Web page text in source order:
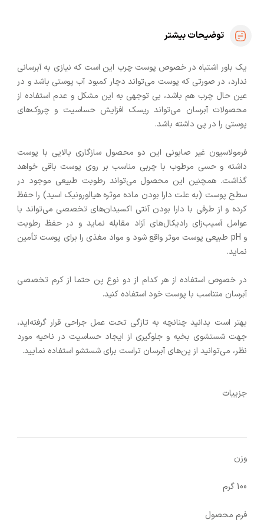
توضیحات بیشتر
یک باور اشتباه در خصوص پوست چرب این است که نیازی به آبرسانی
ندارد، در صورتی که پوست می‌تواند دچار کمبود آب پوستی باشد و در
عین حال چرب هم باشد، بی توجهی به این مشکل و عدم استفاده از
محصولات آبرسان می‌تواند ریسک افزایش حساسیت و چروک‌های
پوستی را در پی داشته باشد.
فرمولاسیون غیر صابونی این دو محصول سازگاری بالایی با پوست
داشته و حسی مرطوب با چربی مناسب بر روی پوست باقی خواهد
گذاشت. همچنین این محصول می‌تواند رطوبت طبیعی موجود در
سطح پوست (به علت دارا بودن ماده موثره هیالورونیک اسید) را حفظ
کرده و از طرفی با دارا بودن آنتی اکسیدان‌های تخصصی می‌تواند با
عوامل آسیب‌زای رادیکال‌های آزاد مقابله نماید و در حفظ رطوبت
و pH طبیعی پوست موثر واقع شود و مواد مغذی را برای پوست تأمین
نماید.
در خصوص استفاده از هر کدام از دو نوع پن حتما از کرم تخصصی
آبرسان متناسب با پوست خود استفاده کنید.
بهتر است بدانید چنانچه به تازگی تحت عمل جراحی قرار گرفته‌اید،
جهت شستشوی بخیه و جلوگیری از ایجاد حساسیت در ناحیه مورد
نظر، می‌توانید از پن‌های آبرسان تراست برای شستشو استفاده نمایید.
جزییات
وزن
100 گرم
فرم محصول